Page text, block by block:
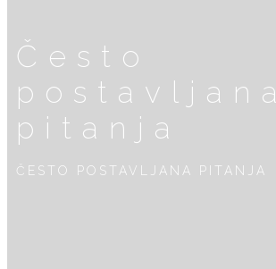
Često
postavljana
pitanja
ČESTO POSTAVLJANA PITANJA